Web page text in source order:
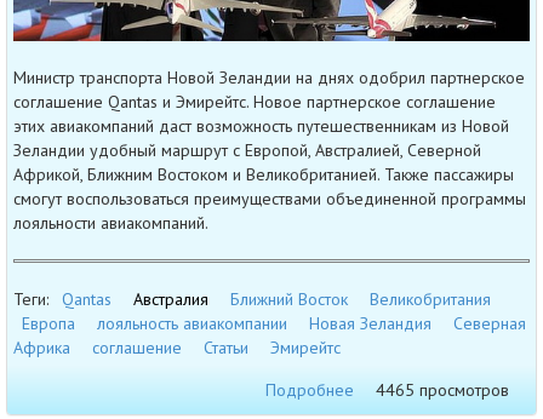
Министр транспорта Новой Зеландии на днях одобрил партнерское
соглашение Qantas и Эмирейтс. Новое партнерское соглашение
этих авиакомпаний даст возможность путешественникам из Новой
Зеландии удобный маршрут с Европой, Австралией, Северной
Африкой, Ближним Востоком и Великобританией. Также пассажиры
смогут воспользоваться преимуществами объединенной программы
лояльности авиакомпаний.
Теги: Qantas Австралия Ближний Восток
Великобритания
Европа
лояльность авиакомпании Новая Зеландия
Северная
Африка
соглашение Статьи
Эмирейтс
Подробнее
4465 просмотров